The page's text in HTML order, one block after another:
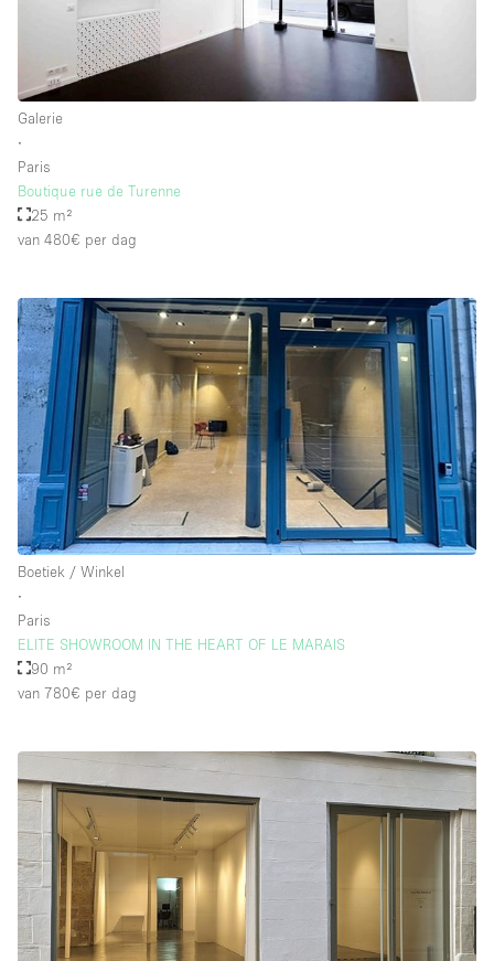
Galerie
∙
Paris
Boutique rue de Turenne
25 m²
van 480€ per dag
Boetiek / Winkel
∙
Paris
ELITE SHOWROOM IN THE HEART OF LE MARAIS
90 m²
van 780€ per dag